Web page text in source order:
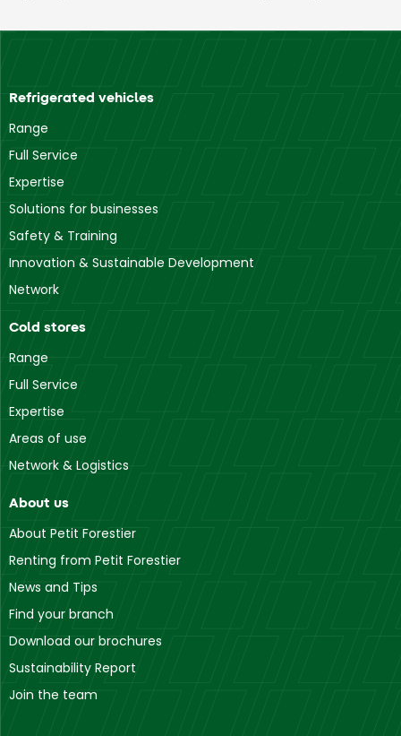
Refrigerated vehicles
Range
Full Service
Expertise
Solutions for businesses
Safety & Training
Innovation & Sustainable Development
Network
Cold stores
Range
Full Service
Expertise
Areas of use
Network & Logistics
About us
About Petit Forestier
Renting from Petit Forestier
News and Tips
Find your branch
Download our brochures
Sustainability Report
Join the team